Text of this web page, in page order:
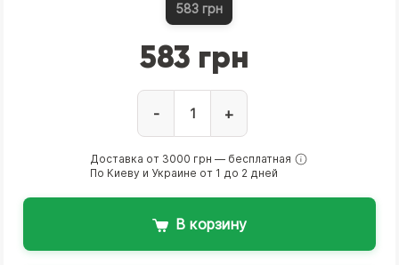
583 грн
583 грн
- +
Доставка от 3000 грн — бесплатная
По Киеву и Украине от 1 до 2 дней
В корзину